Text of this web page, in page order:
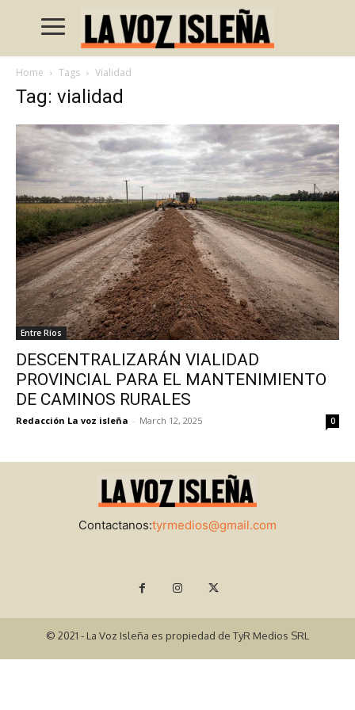
Home Tags Vialidad
Tag: vialidad
Entre Ríos
DESCENTRALIZARÁN VIALIDAD
PROVINCIAL PARA EL MANTENIMIENTO
DE CAMINOS RURALES
Redacción La voz isleña - March 12, 2025 0
Contactanos:tyrmedios@gmail.com
© 2021 - La Voz Isleña es propiedad de TyR Medios SRL